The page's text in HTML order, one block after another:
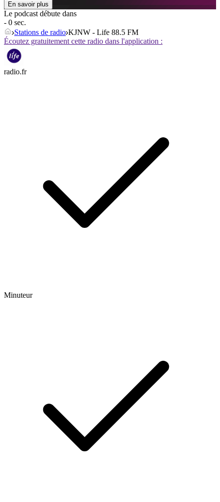
En savoir plus
Le podcast débute dans
- 0 sec.
Stations de radio KJNW - Life 88.5 FM
Écoutez gratuitement cette radio dans l'application :
radio.fr
Minuteur